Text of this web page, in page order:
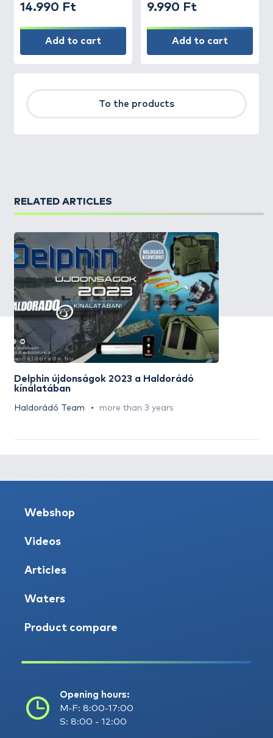
14.990 Ft
Add to cart
9.990 Ft
Add to cart
To the products
RELATED ARTICLES
Delphin újdonságok 2023 a Haldorádó
kínálatában
Haldorádó Team more than 3 years
Webshop
Videos
Articles
Waters
Product compare
Opening hours:
M-F: 8:00-17:00
S: 8:00 - 12:00